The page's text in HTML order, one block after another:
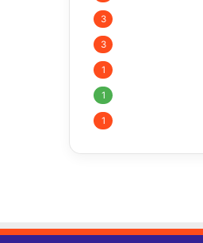
3
3
1
1
1